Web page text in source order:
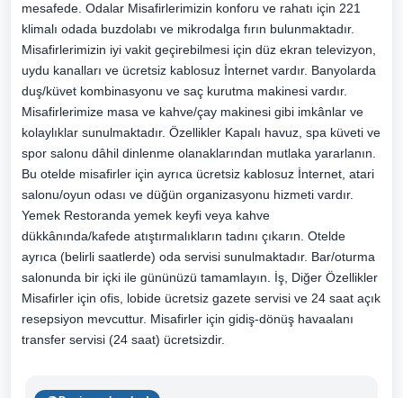
mesafede. Odalar Misafirlerimizin konforu ve rahatı için 221
klimalı odada buzdolabı ve mikrodalga fırın bulunmaktadır.
Misafirlerimizin iyi vakit geçirebilmesi için düz ekran televizyon,
uydu kanalları ve ücretsiz kablosuz İnternet vardır. Banyolarda
duş/küvet kombinasyonu ve saç kurutma makinesi vardır.
Misafirlerimize masa ve kahve/çay makinesi gibi imkânlar ve
kolaylıklar sunulmaktadır. Özellikler Kapalı havuz, spa küveti ve
spor salonu dâhil dinlenme olanaklarından mutlaka yararlanın.
Bu otelde misafirler için ayrıca ücretsiz kablosuz İnternet, atari
salonu/oyun odası ve düğün organizasyonu hizmeti vardır.
Yemek Restoranda yemek keyfi veya kahve
dükkânında/kafede atıştırmalıkların tadını çıkarın. Otelde
ayrıca (belirli saatlerde) oda servisi sunulmaktadır. Bar/oturma
salonunda bir içki ile gününüzü tamamlayın. İş, Diğer Özellikler
Misafirler için ofis, lobide ücretsiz gazete servisi ve 24 saat açık
resepsiyon mevcuttur. Misafirler için gidiş-dönüş havaalanı
transfer servisi (24 saat) ücretsizdir.